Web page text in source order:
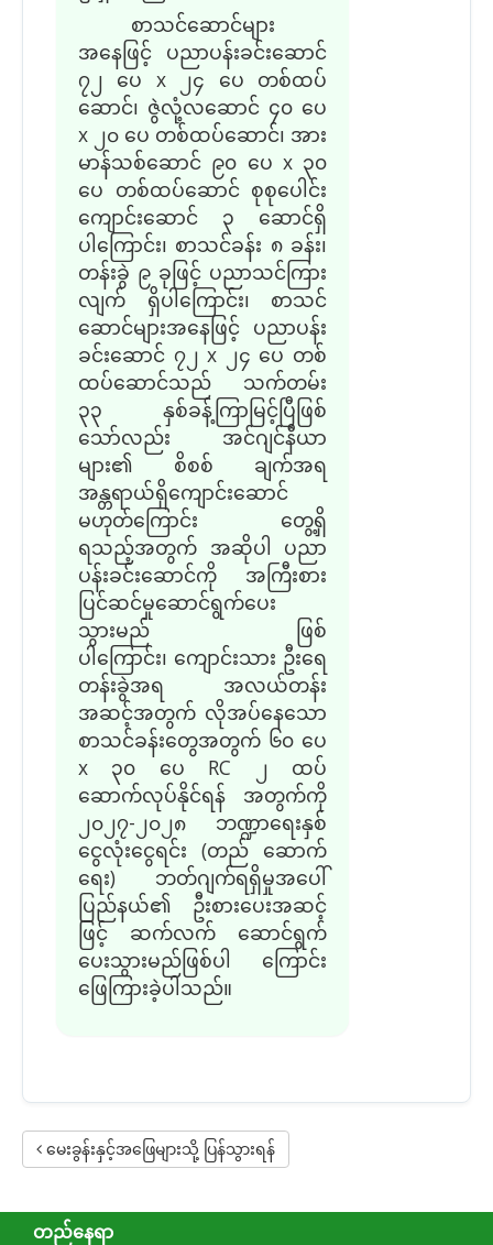
စာသင်ဆောင်များ
အနေဖြင့် ပညာပန်းခင်းဆောင်
၇၂ ပေ x ၂၄ ပေ တစ်ထပ်
ဆောင်၊ ဇွဲလုံ့လဆောင် ၄၀ ပေ
x ၂၀ ပေ တစ်ထပ်ဆောင်၊ အား
မာန်သစ်ဆောင် ၉၀ ပေ x၃၀
ပေ တစ်ထပ်ဆောင် စုစုပေါင်း
ကျောင်းဆောင် ၃ ဆောင်ရှိ
ပါကြောင်း၊ စာသင်ခန်း ၈ ခန်း၊
တန်းခွဲ ၉ ခုဖြင့် ပညာသင်ကြား
လျက် ရှိပါကြောင်း၊ စာသင်
ဆောင်များအနေဖြင့် ပညာပန်း
ခင်းဆောင် ၇၂ x ၂၄ ပေ တစ်
ထပ်ဆောင်သည် သက်တမ်း
၃၃ နှစ်ခန့်ကြာမြင့်ပြီဖြစ်
သော်လည်း အင်ဂျင်နီယာ
များ၏ စိစစ် ချက်အရ
အန္တရာယ်ရှိကျောင်းဆောင်
မဟုတ်ကြောင်း တွေ့ရှိ
ရသည့်အတွက် အဆိုပါ ပညာ
ပန်းခင်းဆောင်ကို အကြီးစား
ပြင်ဆင်မှုဆောင်ရွက်ပေး
သွားမည် ဖြစ်
ပါကြောင်း၊ ကျောင်းသား ဦးရေ
တန်းခွဲအရ အလယ်တန်း
အဆင့်အတွက် လိုအပ်နေသော
စာသင်ခန်းတွေအတွက် ၆၀ ပေ
x ၃၀ ပေ
RC ၂ ထပ်
ဆောက်လုပ်နိုင်ရန် အတွက်ကို
၂၀၂၇-၂၀၂၈ ဘဏ္ဍာရေးနှစ်
ငွေလုံးငွေရင်း (တည် ဆောက်
ရေး) ဘတ်ဂျက်ရရှိမှုအပေါ်
ပြည်နယ်၏ ဦးစားပေးအဆင့်
ဖြင့် ဆက်လက် ဆောင်ရွက်
ပေးသွားမည်ဖြစ်ပါ ကြောင်း
ဖြေကြားခဲ့ပါသည်။
မေးခွန်းနှင့်အဖြေများသို့ ပြန်သွားရန်
တည်နေရာ